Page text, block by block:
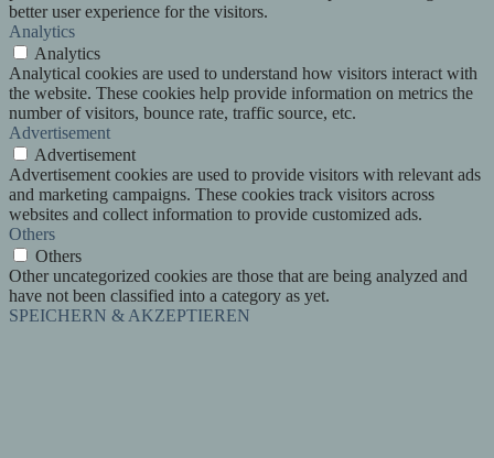
better user experience for the visitors.
Analytics
Analytics
Analytical cookies are used to understand how visitors interact with
the website. These cookies help provide information on metrics the
number of visitors, bounce rate, traffic source, etc.
Advertisement
Advertisement
Advertisement cookies are used to provide visitors with relevant ads
and marketing campaigns. These cookies track visitors across
websites and collect information to provide customized ads.
Others
Others
Other uncategorized cookies are those that are being analyzed and
have not been classified into a category as yet.
SPEICHERN & AKZEPTIEREN